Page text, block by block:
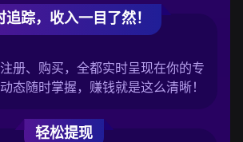
追踪，收入一目了然！
册、购买，全都实时呈现在你的专
态随时掌握，赚钱就是这么清晰！
轻松提现